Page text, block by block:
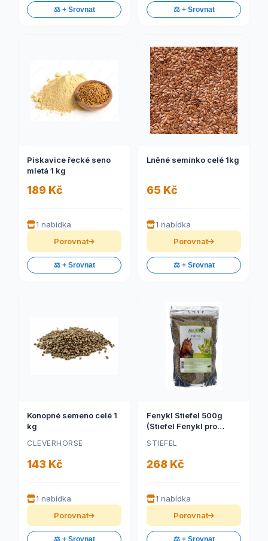
⚖️ + Srovnat ⚖️ + Srovnat
Pískavice řecké seno
mletá 1 kg
189 Kč
1 nabídka
Porovnat
⚖️ + Srovnat
Lněné semínko celé 1kg
65 Kč
1 nabídka
Porovnat
⚖️ + Srovnat
Konopné semeno celé 1
kg
CLEVERHORSE
143 Kč
1 nabídka
Porovnat
⚖️ + Srovnat
Fenykl Stiefel 500g
(Stiefel Fenykl pro
zažívání, sáček 500 g)
STIEFEL
268 Kč
1 nabídka
Porovnat
⚖️ + Srovnat